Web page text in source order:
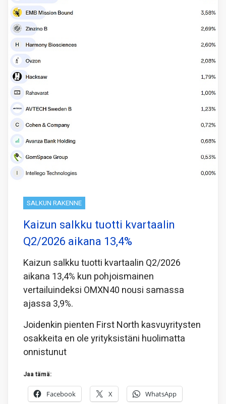
SALKUN RAKENNE
Kaizun salkku tuotti kvartaalin
Q2/2026 aikana 13,4%
Kaizun salkku tuotti kvartaalin Q2/2026
aikana 13,4% kun pohjoismainen
vertailuindeksi OMXN40 nousi samassa
ajassa 3,9%.
Joidenkin pienten First North kasvuyritysten
osakkeita en ole yrityksistäni huolimatta
onnistunut
Jaa tämä:
Facebook X WhatsApp